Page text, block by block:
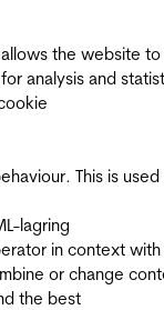
the website to
analysis and
This is
lagring
in context with
or change
the best